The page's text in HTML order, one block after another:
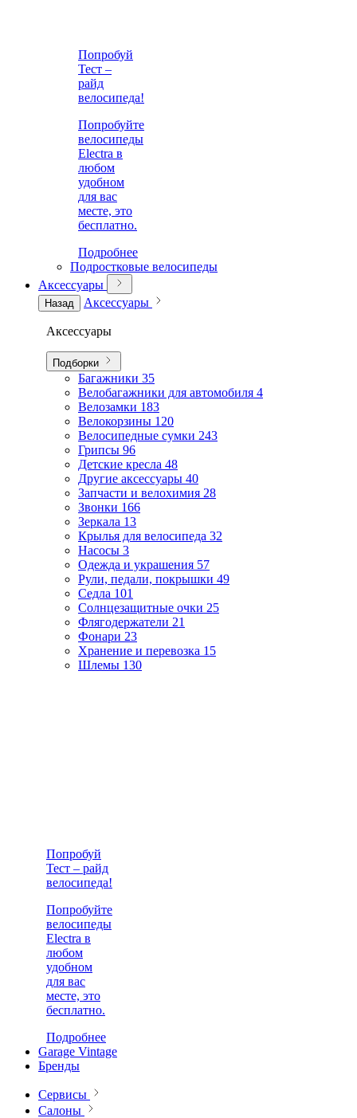
Попробуй
Тест –
райд
велосипеда!
Попробуйте
велосипеды
Electra в
любом
удобном
для вас
месте, это
бесплатно.
Подробнее
Подростковые велосипеды
Аксессуары
Назад Аксессуары
Аксессуары
Подборки
Багажники 35
Велобагажники для автомобиля 4
Велозамки 183
Велокорзины 120
Велосипедные сумки 243
Грипсы 96
Детские кресла 48
Другие аксессуары 40
Запчасти и велохимия 28
Звонки 166
Зеркала 13
Крылья для велосипеда 32
Насосы 3
Одежда и украшения 57
Рули, педали, покрышки 49
Седла 101
Солнцезащитные очки 25
Флягодержатели 21
Фонари 23
Хранение и перевозка 15
Шлемы 130
Попробуй
Тест – райд
велосипеда!
Попробуйте
велосипеды
Electra в
любом
удобном
для вас
месте, это
бесплатно.
Подробнее
Garage Vintage
Бренды
Сервисы
Салоны